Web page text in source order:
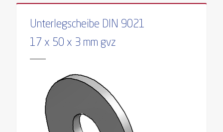
Unterlegscheibe DIN 9021
17 x 50 x 3 mm gvz